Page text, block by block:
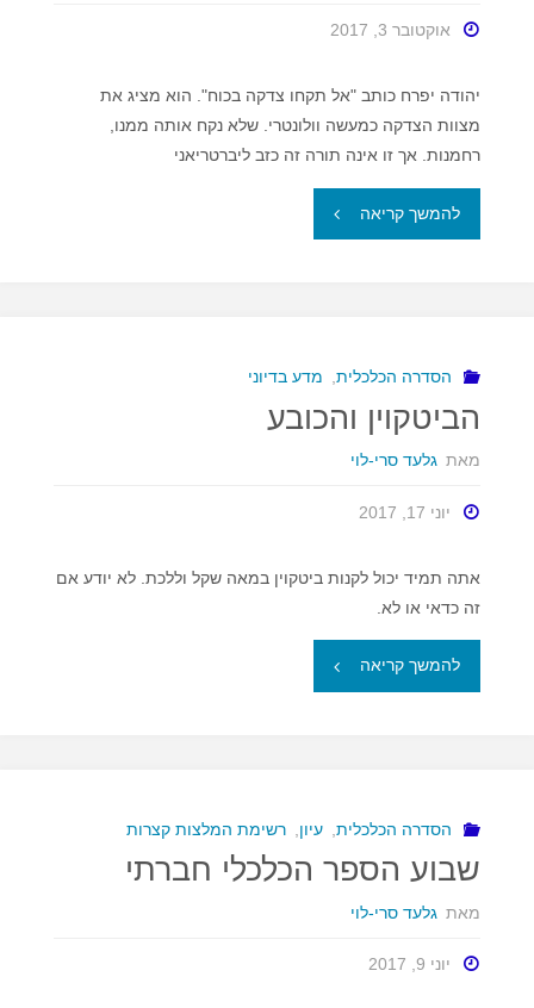
אוקטובר 3, 2017
יהודה יפרח כותב "אל תקחו צדקה בכוח". הוא מציג את
מצוות הצדקה כמעשה וולונטרי. שלא נקח אותה ממנו,
רחמנות. אך זו אינה תורה זה כזב ליברטריאני
להמשך קריאה "הנכים
בפרצוף
מחייך"
הסדרה הכלכלית מדע בדיוני
הביטקוין והכובע
מאת גלעד סרי-לוי
יוני 17, 2017
אתה תמיד יכול לקנות ביטקוין במאה שקל וללכת. לא יודע אם
זה כדאי או לא.
להמשך קריאה "הביטקוין
הסדרה הכלכלית עיון רשימת המלצות קצרות
שבוע הספר הכלכלי חברתי
מאת גלעד סרי-לוי
יוני 9, 2017